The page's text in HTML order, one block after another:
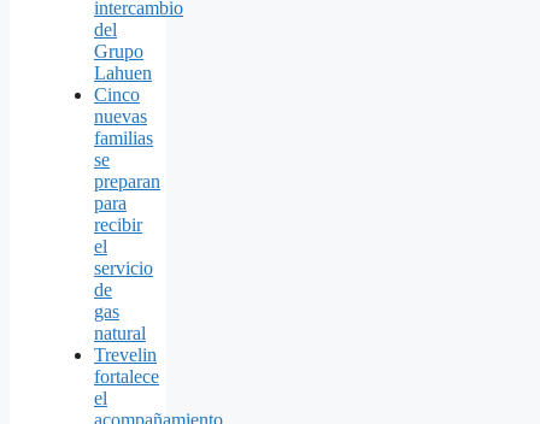
intercambio
del
Grupo
Lahuen
Cinco
nuevas
familias
se
preparan
para
recibir
el
servicio
de
gas
natural
Trevelin
fortalece
el
acompañamiento